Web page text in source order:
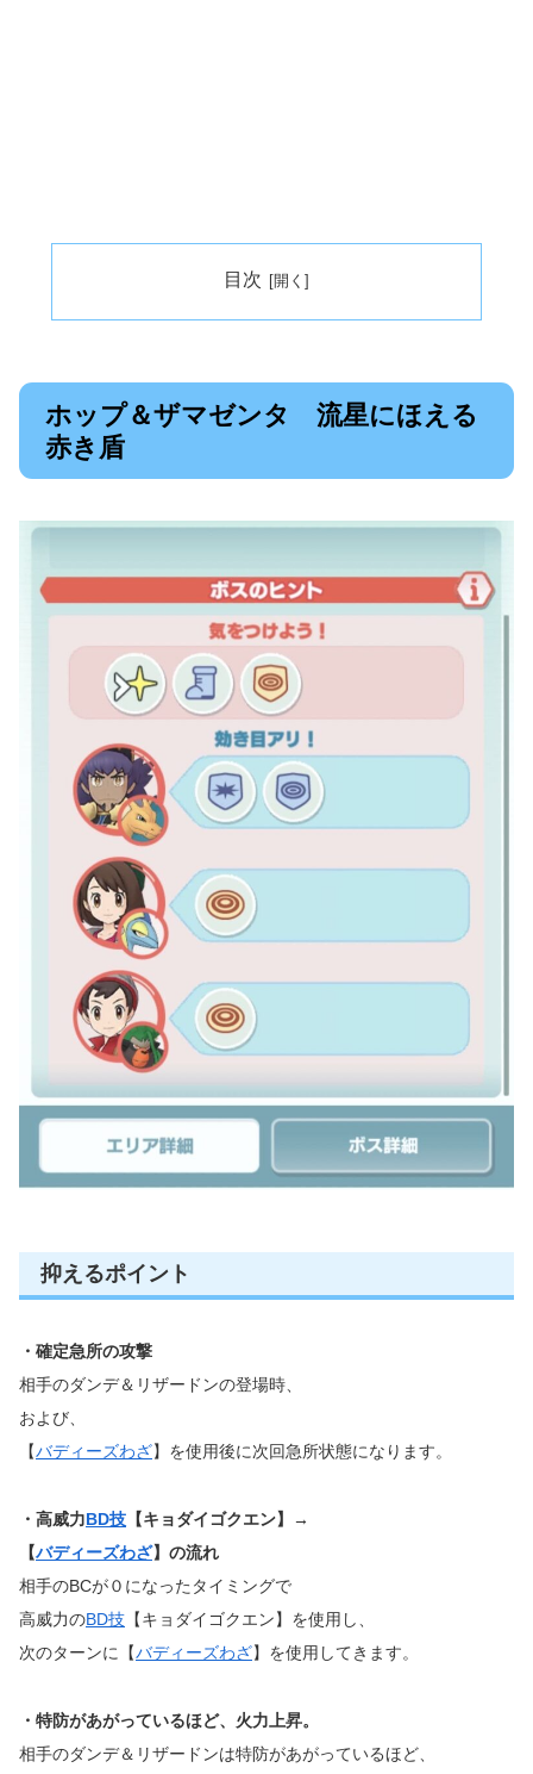
目次
ホップ＆ザマゼンタ 流星にほえる
赤き盾
抑えるポイント
・確定急所の攻撃
相手のダンデ＆リザードンの登場時、
および、
【バディーズわざ】を使用後に次回急所状態になります。
・高威力BD技 【キョダイゴクエン】→
【バディーズわざ】の流れ
相手のBCが０になったタイミングで
高威力のBD技 【キョダイゴクエン】を使用し、
次のターンに【バディーズわざ】を使用してきます。
・特防があがっているほど、火力上昇。
相手のダンデ＆リザードンは特防があがっているほど、